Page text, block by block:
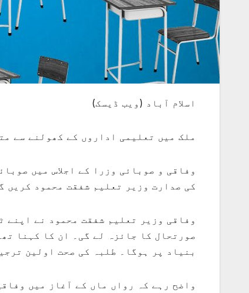
اسلام آباد (ویب ڈیسک)
ملک میں تعلیمی اداروں کے کھولنے سے
وفاقی و صوبائی وزرا کے اجلاس میں
کی صدارت وزیر تعلیم شفقت محمود کریں
وفاقی وزیر تعلیم شفقت محمود نے اپنے
صورتحال کا جائزہ لے گی۔ ان کا کہنا
بنیاد پر ہوگا۔ طلبہ کی صحت اولین
واضح رہے کہ رواں ماں کے آغاز میں